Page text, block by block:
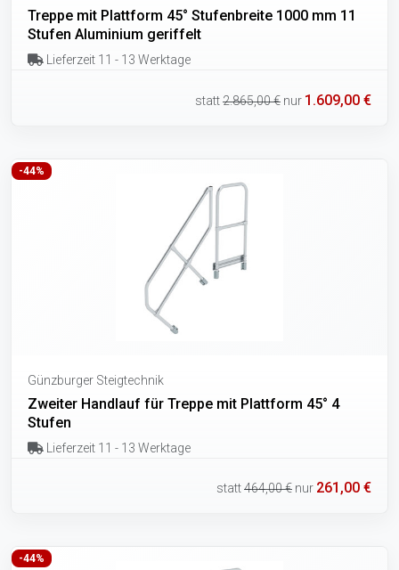
Treppe mit Plattform 45° Stufenbreite 1000 mm 11
Stufen Aluminium geriffelt
Lieferzeit 11 - 13 Werktage
statt2.865,00 € nur 1.609,00 €
-44%
Günzburger Steigtechnik
Zweiter Handlauf für Treppe mit Plattform 45° 4
Stufen
Lieferzeit 11 - 13 Werktage
statt464,00 € nur 261,00 €
-44%